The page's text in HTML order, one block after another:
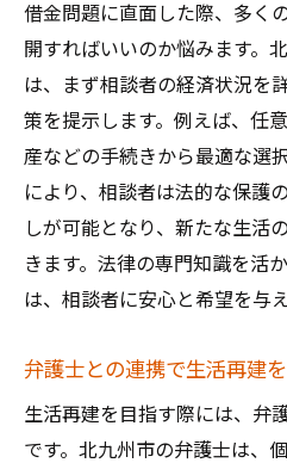
借金問題に直面した際、多く
開すればいいのか悩みます。
は、まず相談者の経済状況を
策を提示します。例えば、任
産などの手続きから最適な選
により、相談者は法的な保護
しが可能となり、新たな生活
きます。法律の専門知識を活
は、相談者に安心と希望を与え
弁護士との連携で生活再建
生活再建を目指す際には、弁
です。北九州市の弁護士は、